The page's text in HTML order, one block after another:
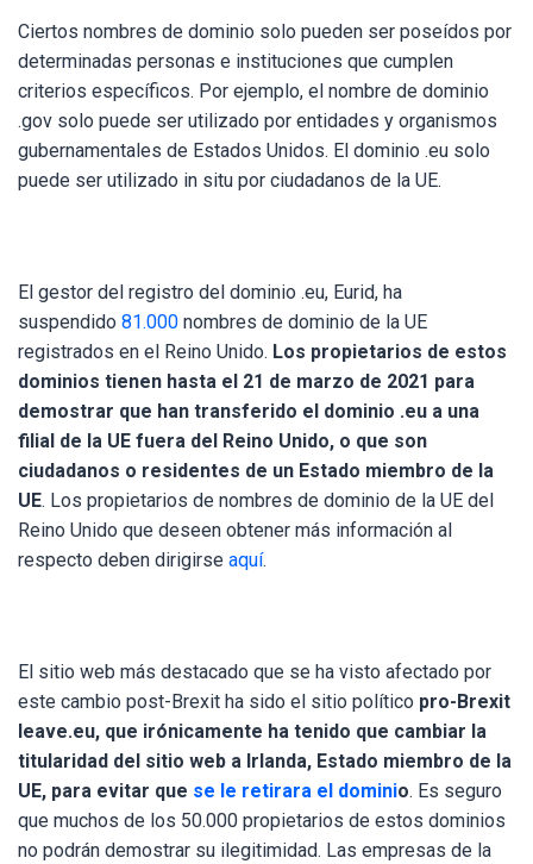
Ciertos nombres de dominio solo pueden ser poseídos por
determinadas personas e instituciones que cumplen
criterios específicos. Por ejemplo, el nombre de dominio
.gov solo puede ser utilizado por entidades y organismos
gubernamentales de Estados Unidos. El dominio .eu solo
puede ser utilizado in situ por ciudadanos de la UE.
El gestor del registro del dominio .eu, Eurid, ha
suspendido 81.000 nombres de dominio de la UE
registrados en el Reino Unido. Los propietarios de estos
dominios tienen hasta el 21 de marzo de 2021 para
demostrar que han transferido el dominio .eu a una
filial de la UE fuera del Reino Unido, o que son
ciudadanos o residentes de un Estado miembro de la
UE. Los propietarios de nombres de dominio de la UE del
Reino Unido que deseen obtener más información al
respecto deben dirigirse aquí.
El sitio web más destacado que se ha visto afectado por
este cambio post-Brexit ha sido el sitio político pro-Brexit
leave.eu, que irónicamente ha tenido que cambiar la
titularidad del sitio web a Irlanda, Estado miembro de la
UE, para evitar que se le retirara el dominio. Es seguro
que muchos de los 50.000 propietarios de estos dominios
no podrán demostrar su ilegitimidad. Las empresas de la